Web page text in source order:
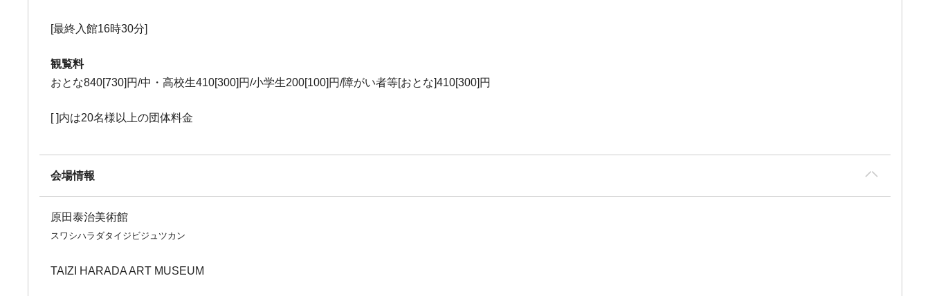
[最終入館16時30分]
観覧料
おとな840[730]円/中・高校生410[300]円/小学生200[100]円/障がい者等[おとな]410[300]円
[ ]内は20名様以上の団体料金
会場情報
原田泰治美術館
スワシハラダタイジビジュツカン
TAIZI HARADA ART MUSEUM